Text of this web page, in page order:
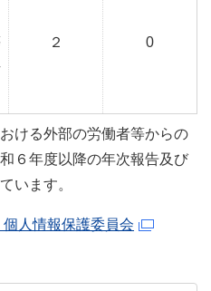
２ 0
ける外部の労働者等からの
６年度以降の年次報告及び
います。
人情報保護委員会